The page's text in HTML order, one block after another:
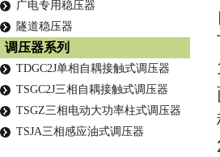
广电专用稳压器
隧道稳压器
调压器系列
TDGC2J单相自耦接触式调压器
TSGC2J三相自耦接触式调压器
TSGZ三相电动大功率柱式调压器
TSJA三相感应油式调压器